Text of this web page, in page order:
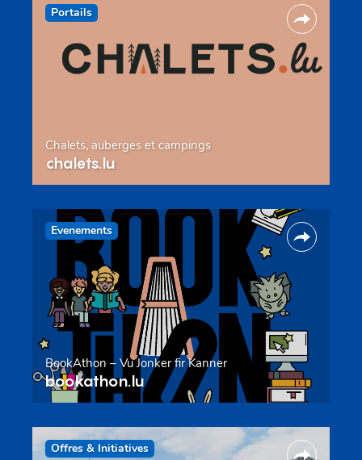
Portails
Chalets, auberges et campings
chalets.lu
Evenements
BookAthon – Vu Jonker fir Kanner
bookathon.lu
Offres & Initiatives